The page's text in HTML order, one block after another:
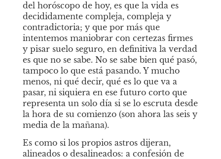
del horóscopo de hoy, es que la vida es
decididamente compleja, compleja y
contradictoria; y que por más que
intentemos maniobrar con certezas firmes
y pisar suelo seguro, en definitiva la verdad
es que no se sabe. No se sabe bien qué pasó,
tampoco lo que está pasando. Y mucho
menos, ni qué decir, qué es lo que va a
pasar, ni siquiera en ese futuro corto que
representa un solo día si se lo escruta desde
la hora de su comienzo (son ahora las seis y
media de la mañana).
Es como si los propios astros dijeran,
alineados o desalineados: a confesión de